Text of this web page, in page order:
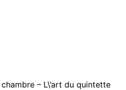
– L\’art du quintette